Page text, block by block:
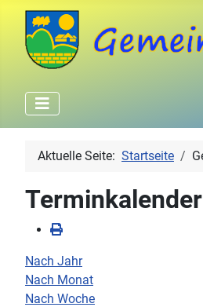
Aktuelle Seite: Startseite
Terminkalender
Nach Jahr
Nach Monat
Nach Woche